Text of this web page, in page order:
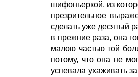
шифоньеркой, из
презрительное
сделать уже десятый
в прежние раза, она
малою частью той
потому, что она не
успевала ухаживать